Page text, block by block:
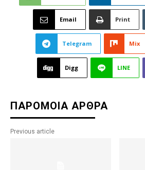
Email Print
Telegram Mix
Digg LINE
ΠΑΡΟΜΟΙΑ ΑΡΘΡΑ
Previous article